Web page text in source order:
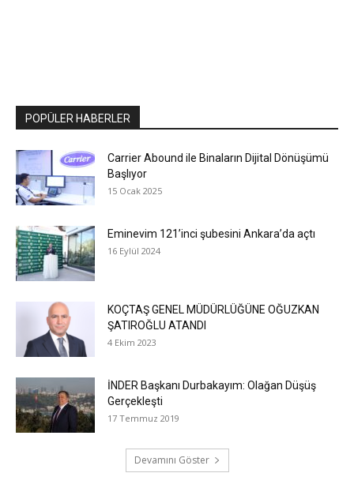
POPÜLER HABERLER
Carrier Abound ile Binaların Dijital Dönüşümü
Başlıyor
15 Ocak 2025
Eminevim 121’inci şubesini Ankara’da açtı
16 Eylül 2024
KOÇTAŞ GENEL MÜDÜRLÜĞÜNE OĞUZKAN
ŞATIROĞLU ATANDI
4 Ekim 2023
İNDER Başkanı Durbakayım: Olağan Düşüş
Gerçekleşti
17 Temmuz 2019
Devamını Göster